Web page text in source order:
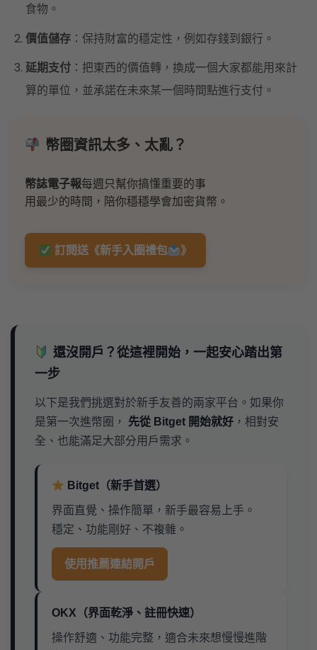
食物。
價值儲存：保持財富的穩定性，例如存錢到銀行。
延期支付：把東西的價值轉，換成一個大家都能用來計
算的單位，並承諾在未來某一個時間點進行支付。
幣圈資訊太多、太亂？
幣誌電子報每週只幫你搞懂重要的事
用最少的時間，陪你穩穩學會加密貨幣。
訂閱送《新手入圈禮包 》
還沒開戶？從這裡開始，一起安心踏出第
一步
以下是我們挑選對於新手友善的兩家平台。如果你
是第一次進幣圈， 先從 Bitget 開始就好 ，相對安
全、也能滿足大部分用戶需求。
Bitget（新手首選）
界面直覺、操作簡單，新手最容易上手。
穩定、功能剛好、不複雜。
使用推薦連結開戶
OKX（界面乾淨、註冊快速）
操作舒適、功能完整，適合未來想慢慢進階